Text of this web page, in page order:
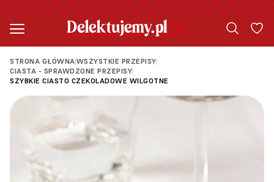
STRONA GŁÓWNA|WSZYSTKIE PRZEPISY|
CIASTA - SPRAWDZONE PRZEPISY|
SZYBKIE CIASTO CZEKOLADOWE WILGOTNE